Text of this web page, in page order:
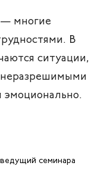
— многие
В
ситуации,
семинара